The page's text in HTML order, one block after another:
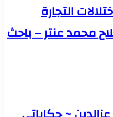
التجارة
محمد عنتر – باحث